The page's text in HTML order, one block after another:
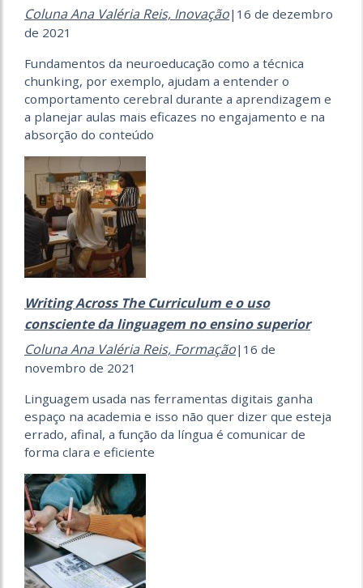
Coluna Ana Valéria Reis, Inovação|16 de dezembro
de 2021
Fundamentos da neuroeducação como a técnica
chunking, por exemplo, ajudam a entender o
comportamento cerebral durante a aprendizagem e
a planejar aulas mais eficazes no engajamento e na
absorção do conteúdo
Writing Across The Curriculum e o uso
consciente da linguagem no ensino superior
Coluna Ana Valéria Reis, Formação|16 de
novembro de 2021
Linguagem usada nas ferramentas digitais ganha
espaço na academia e isso não quer dizer que esteja
errado, afinal, a função da língua é comunicar de
forma clara e eficiente